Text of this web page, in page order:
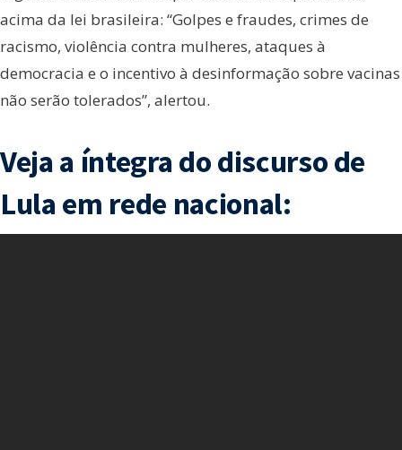
acima da lei brasileira: “Golpes e fraudes, crimes de
racismo, violência contra mulheres, ataques à
democracia e o incentivo à desinformação sobre vacinas
não serão tolerados”, alertou.
Veja a íntegra do discurso de
Lula em rede nacional: